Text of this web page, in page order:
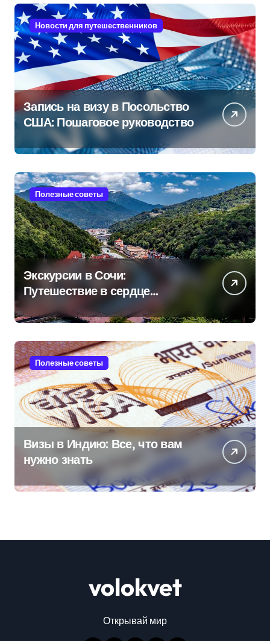
Новости для путешественников
Запись на визу в Посольство
США: Пошаговое руководство
Полезные советы
Экскурсии в Сочи:
Путешествие в сердце
Черноморского курорта
Полезные советы
Визы в Индию: Все, что вам
нужно знать
volokvet
Открывай мир